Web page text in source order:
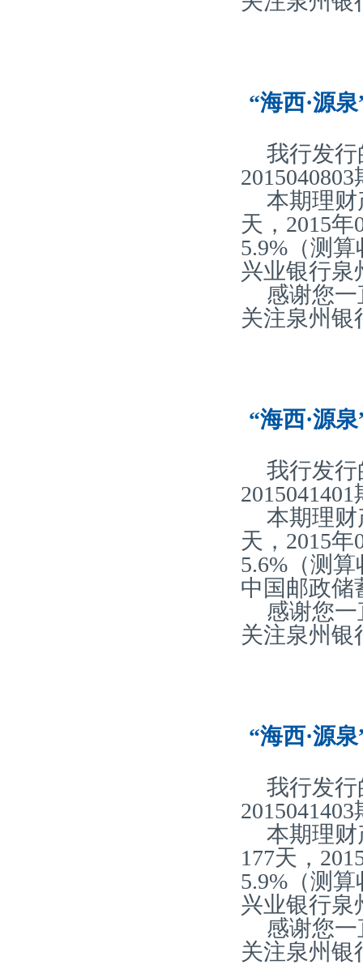
“海西·源
我行发行
本期理财
天，2015
5.9%（测
兴业银行泉
感谢您
关注泉州银
“海西·源
我行发行
本期理财
天，2015
5.6%（测
中国邮政储
感谢您
关注泉州银
“海西·源
我行发行
本期理财
177天，
5.9%（测
兴业银行泉
感谢您
关注泉州银